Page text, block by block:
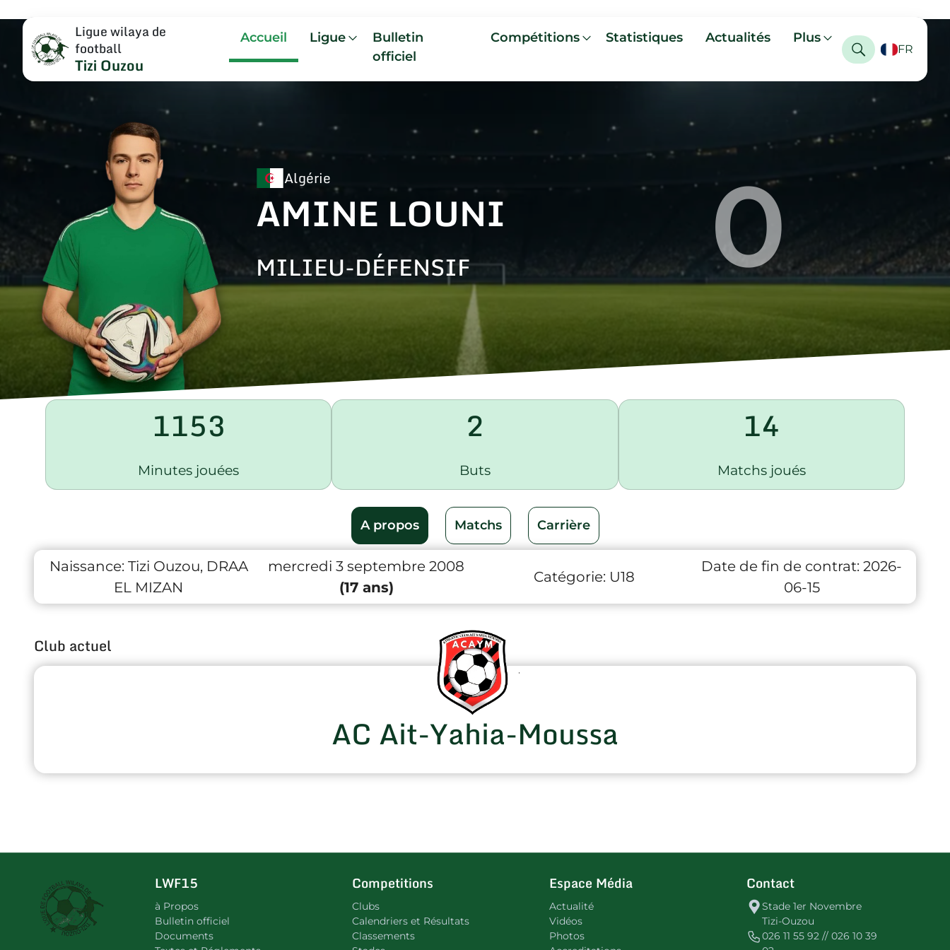
Ligue wilaya de
football
Tizi Ouzou
Accueil Ligue
Bulletin
officiel
Compétitions Statistiques Actualités Plus
FR
Algérie
AMINE LOUNI
MILIEU-DÉFENSIF 0
1153
Minutes jouées
2
Buts
14
Matchs joués
A propos Matchs Carrière
Naissance: Tizi Ouzou, DRAA
EL MIZAN
mercredi 3 septembre 2008
(17 ans)
Catégorie: U18
Date de fin de contrat: 2026-
06-15
Club actuel
AC Ait-Yahia-Moussa
LWF15
à Propos
Bulletin officiel
Documents
Competitions
Clubs
Calendriers et Résultats
Classements
Espace Média
Actualité
Vidéos
Photos
Contact
Stade 1er Novembre
Tizi-Ouzou
026 11 55 92 // 026 10 39